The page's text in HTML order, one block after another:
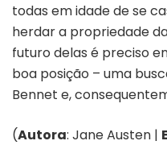
todas em idade de se
herdar a propriedade
futuro delas é preciso
boa posição – uma
Bennet e,
(Autora: Jane Austen |